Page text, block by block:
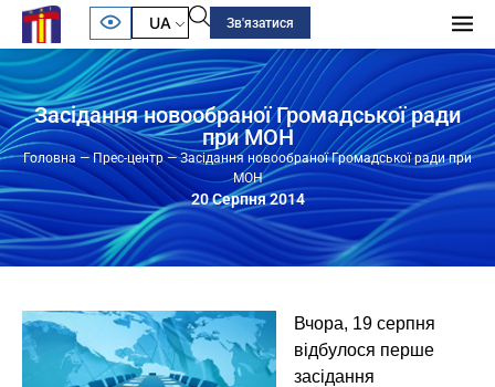
UA Зв'язатися
Засідання новообраної Громадської ради
при МОН
Головна —Прес-центр—Засідання новообраної Громадської ради при
МОН
20 Серпня 2014
Вчора, 19 серпня
відбулося перше
засідання